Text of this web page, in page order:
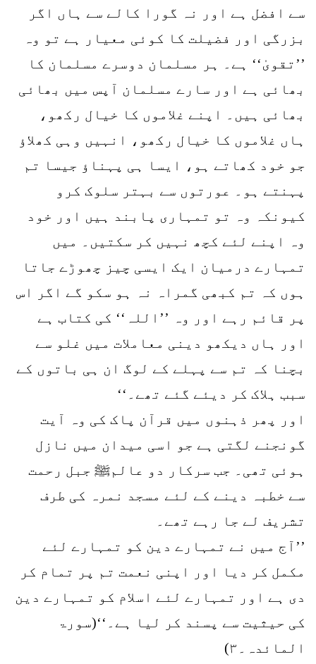
سے افضل ہے اور نہ گورا کالے سے ہاں اگر
بزرگی اور فضیلت کا کوئی معیار ہے تو وہ
’’تقویٰ‘‘ ہے۔ ہر مسلمان دوسرے مسلمان کا
بھائی ہے اور سارے مسلمان آپس میں بھائی
بھائی ہیں۔ اپنے غلاموں کا خیال رکھو،
ہاں غلاموں کا خیال رکھو، انہیں وہی کھلاؤ
جو خود کھاتے ہو، ایسا ہی پہناؤ جیسا تم
پہنتے ہو۔ عورتوں سے بہتر سلوک کرو
کیونکہ وہ تو تمہاری پابند ہیں اور خود
وہ اپنے لئے کچھ نہیں کر سکتیں۔ میں
تمہارے درمیان ایک ایسی چیز چھوڑے جاتا
ہوں کہ تم کبھی گمراہ نہ ہو سکو گے اگر اس
پر قائم رہے اور وہ ’’اللہ‘‘ کی کتاب ہے
اور ہاں دیکھو دینی معاملات میں غلو سے
بچنا کہ تم سے پہلے کے لوگ ان ہی باتوں کے
سبب ہلاک کر دیئے گئے تھے۔‘‘
اور پھر ذہنوں میں قرآن پاک کی وہ آیت
گونجنے لگتی ہے جو اسی میدان میں نازل
ہوئی تھی۔ جب سرکار دو عالمﷺ جبل رحمت
سے خطبہ دینے کے لئے مسجد نمرہ کی طرف
تشریف لے جا رہے تھے۔
’’آج میں نے تمہارے دین کو تمہارے لئے
مکمل کر دیا اور اپنی نعمت تم پر تمام کر
دی ہے اور تمہارے لئے اسلام کو تمہارے دین
کی حیثیت سے پسند کر لیا ہے۔‘‘(سورۃ
المائدہ۔۳)